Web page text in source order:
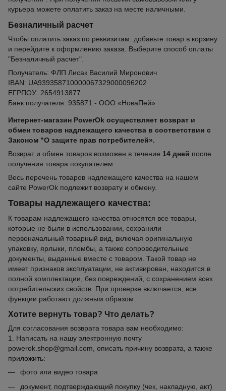
курьера можете оплатить заказ на месте наличными.
Безналичный расчет
Чтобы оплатить заказ по реквизитам: добавьте товар в корзину
и перейдите к оформлению заказа. Выберите способ оплаты
"Безналичный расчет".
Получатель: ФЛП Лисак Василий Миронович
IBAN: UA939358710000067329000096202
ЕГРПОУ: 2654913877
Банк получателя: 935871 - ООО «НоваПей»
Интернет-магазин PowerOk осуществляет возврат и
обмен товаров надлежащего качества в соответствии с
Законом "О защите прав потребителей».
Возврат и обмен товаров возможен в течение 14 дней после
получения товара покупателем.
Весь перечень товаров надлежащего качества на нашем
сайте PowerOk подлежит возврату и обмену.
Товары надлежащего качества:
К товарам надлежащего качества относятся все товары,
которые не были в использовании, сохранили
первоначальный товарный вид, включая оригинальную
упаковку, ярлыки, пломбы, а также сопроводительные
документы, выданные вместе с товаром. Такой товар не
имеет признаков эксплуатации, не активирован, находится в
полной комплектации, без повреждений, с сохранением всех
потребительских свойств. При проверке включается, все
функции работают должным образом.
Хотите вернуть товар? Что делать?
Для согласования возврата товара вам необходимо:
1. Написать на нашу электронную почту
powerok.shop@gmail.com, описать причину возврата, а также
приложить:
фото или видео товара
документ, подтверждающий покупку (чек, накладную, акт)